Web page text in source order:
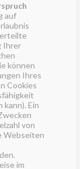
auf
Ihrer
können
Ihres
Cookies
Ein
von
Webseiten
im